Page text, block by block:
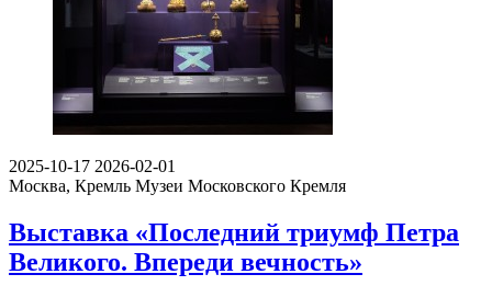
2025-10-17 2026-02-01
Москва, Кремль Музеи Московского Кремля
Выставка «Последний триумф Петра
Великого. Впереди вечность»